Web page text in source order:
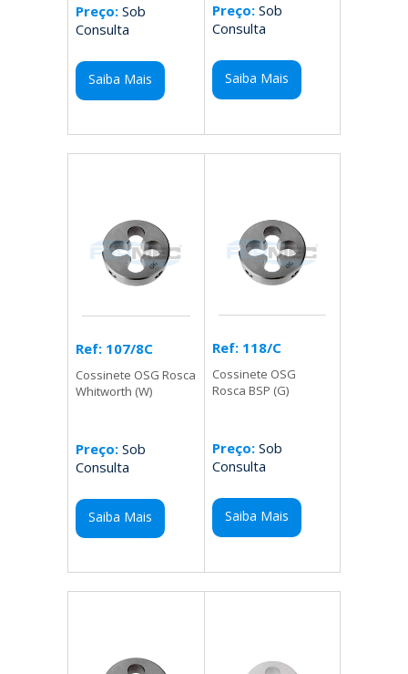
Preço: Sob
Consulta
Saiba Mais
Preço:Sob
Consulta
Saiba Mais
Ref: 107/8C
Cossinete OSG Rosca
Whitworth (W)
Preço: Sob
Consulta
Saiba Mais
Ref: 118/C
Cossinete OSG
Rosca BSP (G)
Preço:Sob
Consulta
Saiba Mais